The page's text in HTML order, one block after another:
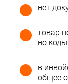
нет
товар
но
в
общее